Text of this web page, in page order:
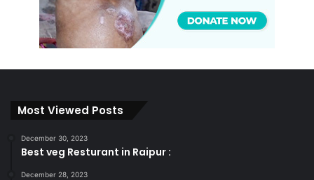
Most Viewed Posts
December 30, 2023
Best veg Resturant in Raipur :
December 28, 2023